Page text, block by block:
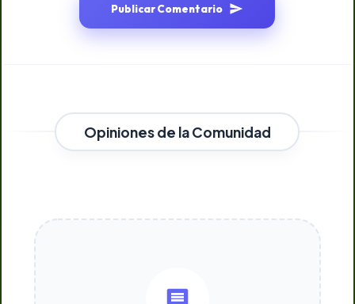
Publicar Comentario
Opiniones de la Comunidad